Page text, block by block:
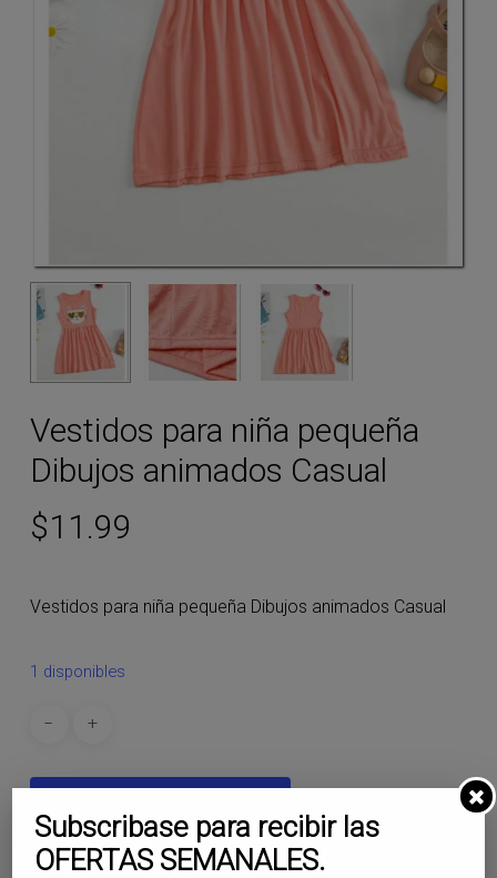
Vestidos para niña pequeña
Dibujos animados Casual
$11.99
Vestidos para niña pequeña Dibujos animados Casual
1 disponibles
Subscribase para recibir las
OFERTAS SEMANALES.